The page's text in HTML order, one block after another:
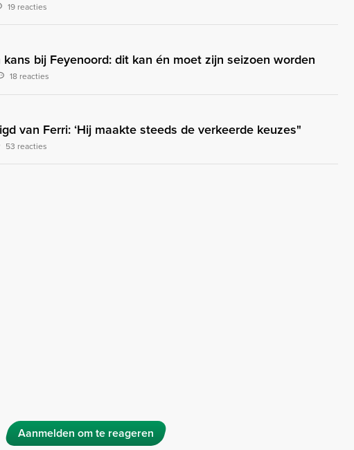
19 reacties
bij Feyenoord: dit kan én moet zijn seizoen worden
18 reacties
van Ferri: ‘Hij maakte steeds de verkeerde keuzes"
53 reacties
Aanmelden om te reageren